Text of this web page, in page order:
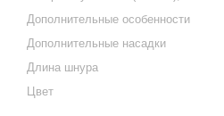
Дополнительные особенности
Дополнительные насадки
Длина шнура
Цвет